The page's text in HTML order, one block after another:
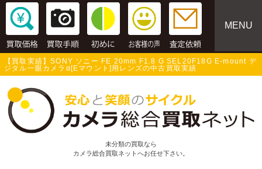
MENU
【買取実績】SONY ソニー FE 20mm F1.8 G SEL20F18G E-mount デ
ジタル一眼カメラα[Eマウント]用レンズの中古買取実績
未分類の買取なら
カメラ総合買取ネットへお任せ下さい。